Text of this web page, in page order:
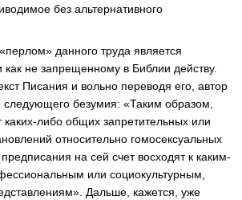
без альтернативного
данного труда является
не запрещенному в Библии действу.
Писания и вольно переводя его, автор
следующего безумия: «Таким образом,
либо общих запретительных или
относительно гомосексуальных
на сей счет восходят к каким-
или социокультурным,
Дальше, кажется, уже